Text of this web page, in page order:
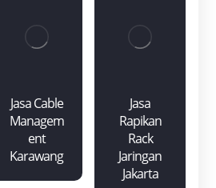
Jasa Cable
Managem
ent
Karawang
Jasa
Rapikan
Rack
Jaringan
Jakarta